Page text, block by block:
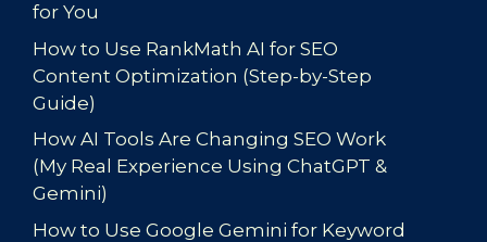
for You
How to Use RankMath AI for SEO
Content Optimization (Step-by-Step
Guide)
How AI Tools Are Changing SEO Work
(My Real Experience Using ChatGPT &
Gemini)
How to Use Google Gemini for Keyword